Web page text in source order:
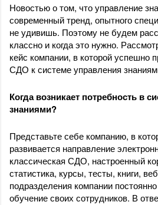
Новостью о том, что управление
современный тренд, опытного
не удивишь. Поэтому не будем
классно и когда это нужно.
кейс компании, в которой успешно
СДО к системе управления
Когда возникает потребность в
знаниями?
Представьте себе компанию, в
развивается направление
классическая СДО, настроенный
статистика, курсы, тесты, книги,
подразделения компании
обучение своих сотрудников. В